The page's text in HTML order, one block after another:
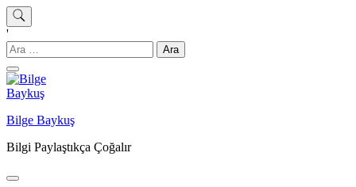
'
Arama:
Bilge Baykuş
Bilgi Paylaştıkça Çoğalır